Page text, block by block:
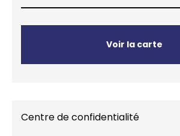
Voir la carte
Centre de confidentialité